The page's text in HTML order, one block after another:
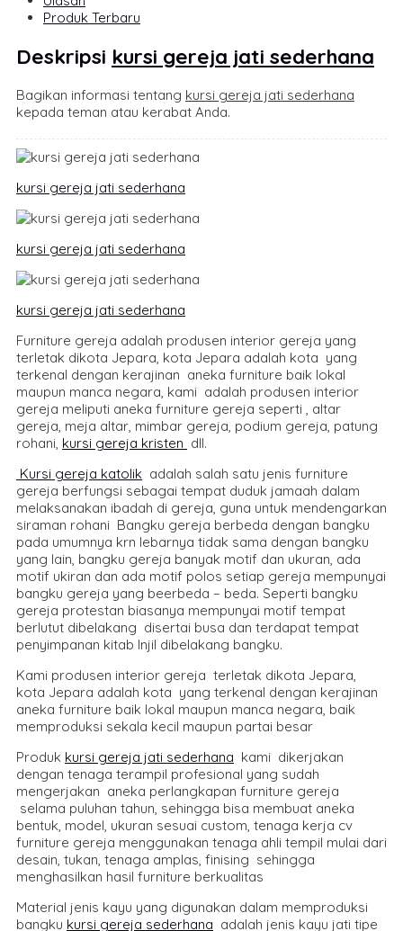
Produk Terbaru
Deskripsi kursi gereja jati sederhana
Bagikan informasi tentang kursi gereja jati sederhana
kepada teman atau kerabat Anda.
kursi gereja jati sederhana
kursi gereja jati sederhana
kursi gereja jati sederhana
Furniture gereja adalah produsen interior gereja yang
terletak dikota Jepara, kota Jepara adalah kota yang
terkenal dengan kerajinan aneka furniture baik lokal
maupun manca negara, kami adalah produsen interior
gereja meliputi aneka furniture gereja seperti , altar
gereja, meja altar, mimbar gereja, podium gereja, patung
rohani, kursi gereja kristen dll.
Kursi gereja katolik adalah salah satu jenis furniture
gereja berfungsi sebagai tempat duduk jamaah dalam
melaksanakan ibadah di gereja, guna untuk mendengarkan
siraman rohani Bangku gereja berbeda dengan bangku
pada umumnya krn lebarnya tidak sama dengan bangku
yang lain, bangku gereja banyak motif dan ukuran, ada
motif ukiran dan ada motif polos setiap gereja mempunyai
bangku gereja yang beerbeda – beda. Seperti bangku
gereja protestan biasanya mempunyai motif tempat
berlutut dibelakang disertai busa dan terdapat tempat
penyimpanan kitab Injil dibelakang bangku.
Kami produsen interior gereja terletak dikota Jepara,
kota Jepara adalah kota yang terkenal dengan kerajinan
aneka furniture baik lokal maupun manca negara, baik
memproduksi sekala kecil maupun partai besar
Produk kursi gereja jati sederhana kami dikerjakan
dengan tenaga terampil profesional yang sudah
mengerjakan aneka perlangkapan furniture gereja
selama puluhan tahun, sehingga bisa membuat aneka
bentuk, model, ukuran sesuai custom, tenaga kerja cv
furniture gereja menggunakan tenaga ahli tempil mulai dari
desain, tukan, tenaga amplas, finising sehingga
menghasilkan hasil furniture berkualitas
Material jenis kayu yang digunakan dalam memproduksi
bangku kursi gereja sederhana adalah jenis kayu jati tipe